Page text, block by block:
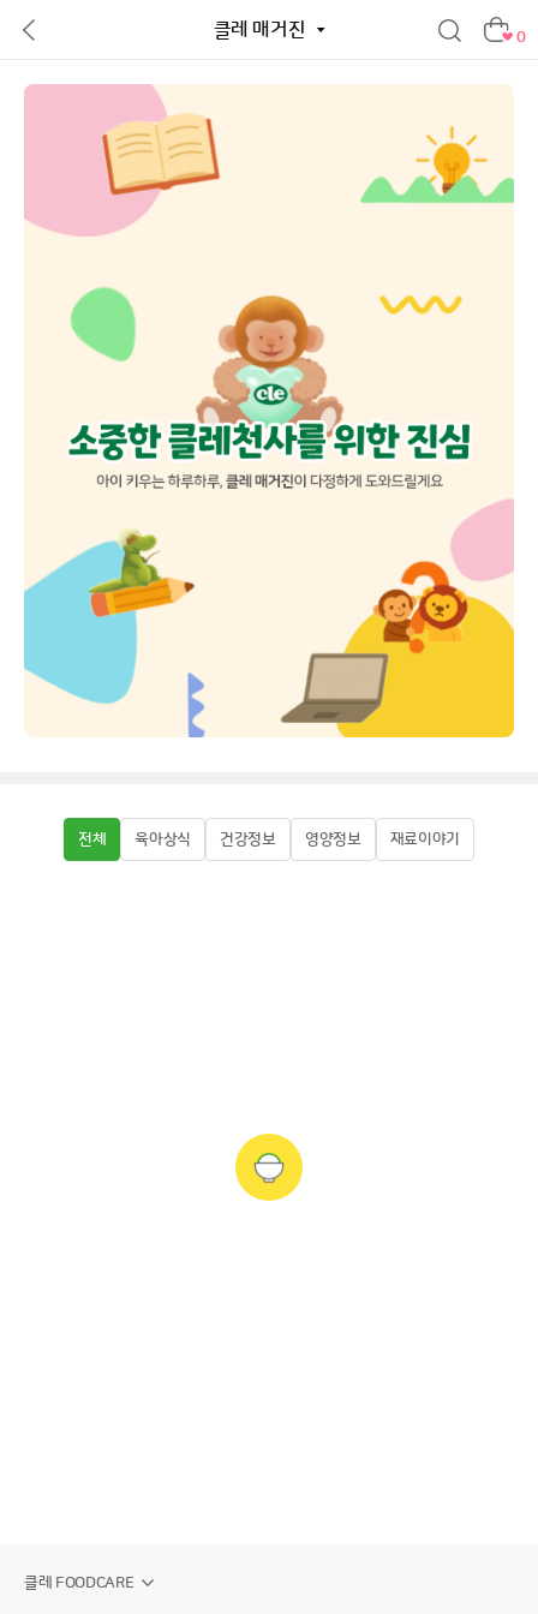
클레 매거진 0
전체 육아상식 건강정보 영양정보 재료이야기
클레 FOODCARE